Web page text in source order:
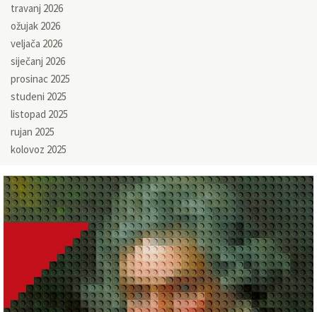
travanj 2026
ožujak 2026
veljača 2026
siječanj 2026
prosinac 2025
studeni 2025
listopad 2025
rujan 2025
kolovoz 2025